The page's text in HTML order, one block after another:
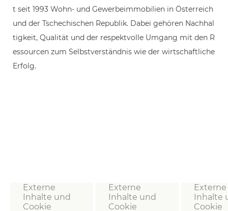
t seit 1993 Wohn- und Gewerbeimmobilien in Österreich
und der Tschechischen Republik. Dabei gehören Nachhal
tigkeit, Qualität und der respektvolle Umgang mit den R
essourcen zum Selbstverständnis wie der wirtschaftliche
Erfolg.
Externe
Inhalte und
Cookie
Externe
Inhalte und
Cookie
Externe
Inhalte
Cookie